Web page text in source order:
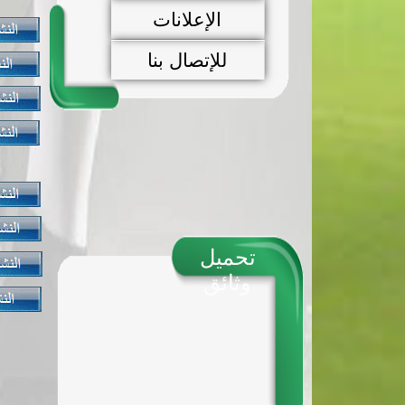
تحميل
وثائق
الإعلانات
للإتصال بنا